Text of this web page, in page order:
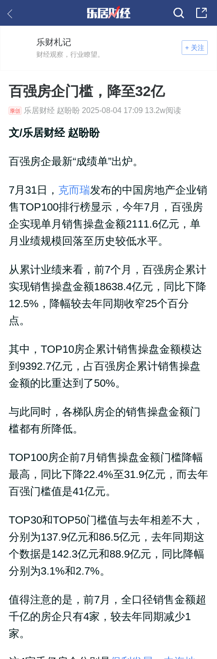
+ 关注
乐财札记
财经观察，行业瞭望。
百强房企门槛，降至32亿
乐居财经 赵盼盼 2025-08-04 17:09 13.2w阅读
文/乐居财经 赵盼盼
百强房企最新“成绩单”出炉。
7月31日， 克而瑞发布的中国房地产企业销
售TOP100排行榜显示，今年7月，百强房
企实现单月销售操盘金额2111.6亿元，单
月业绩规模回落至历史较低水平。
从累计业绩来看，前7个月，百强房企累计
实现销售操盘金额18638.4亿元，同比下降
12.5%，降幅较去年同期收窄25个百分
点。
其中，TOP10房企累计销售操盘金额模达
到9392.7亿元，占百强房企累计销售操盘
金额的比重达到了50%。
与此同时，各梯队房企的销售操盘金额门
槛都有所降低。
TOP100房企前7月销售操盘金额门槛降幅
最高，同比下降22.4%至31.9亿元，而去年
百强门槛值是41亿元。
TOP30和TOP50门槛值与去年相差不大，
分别为137.9亿元和86.5亿元，去年同期这
个数据是142.3亿元和88.9亿元，同比降幅
分别为3.1%和2.7%。
值得注意的是，前7月，全口径销售金额超
千亿的房企只有4家，较去年同期减少1
家。